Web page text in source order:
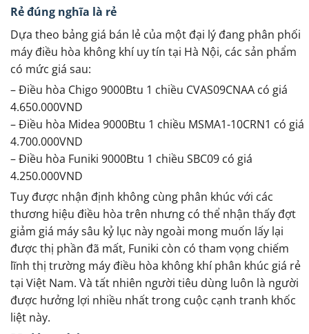
Rẻ đúng nghĩa là rẻ
Dựa theo bảng giá bán lẻ của một đại lý đang phân phối
máy điều hòa không khí uy tín tại Hà Nội, các sản phẩm
có mức giá sau:
– Điều hòa Chigo 9000Btu 1 chiều CVAS09CNAA có giá
4.650.000VND
– Điều hòa Midea 9000Btu 1 chiều MSMA1-10CRN1 có giá
4.700.000VND
– Điều hòa Funiki 9000Btu 1 chiều SBC09 có giá
4.250.000VND
Tuy được nhận định không cùng phân khúc với các
thương hiệu điều hòa trên nhưng có thể nhận thấy đợt
giảm giá máy sâu kỷ lục này ngoài mong muốn lấy lại
được thị phần đã mất, Funiki còn có tham vọng chiếm
lĩnh thị trường máy điều hòa không khí phân khúc giá rẻ
tại Việt Nam. Và tất nhiên người tiêu dùng luôn là người
được hưởng lợi nhiều nhất trong cuộc cạnh tranh khốc
liệt này.